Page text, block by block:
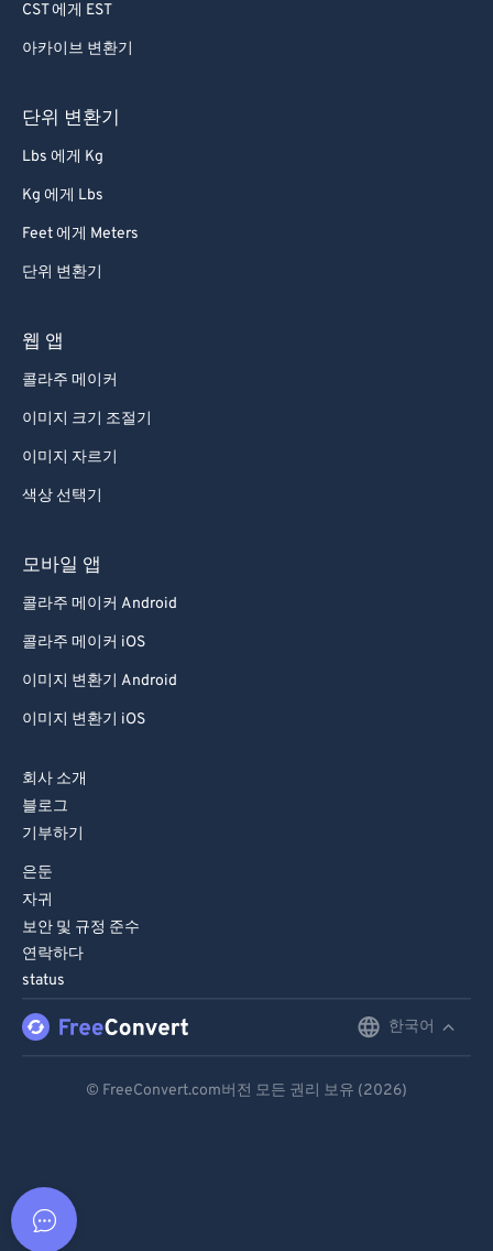
CST 에게 EST
아카이브 변환기
단위 변환기
Lbs 에게 Kg
Kg 에게 Lbs
Feet 에게 Meters
단위 변환기
웹 앱
콜라주 메이커
이미지 크기 조절기
이미지 자르기
색상 선택기
모바일 앱
콜라주 메이커 Android
콜라주 메이커 iOS
이미지 변환기 Android
이미지 변환기 iOS
회사 소개
블로그
기부하기
은둔
자귀
보안 및 규정 준수
연락하다
status
한국어
© FreeConvert.com버전 모든 권리 보유 (2026)